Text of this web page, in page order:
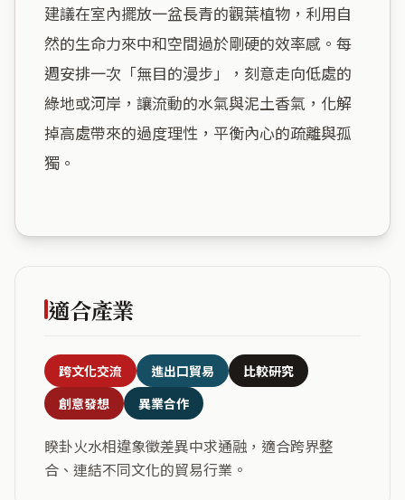
建議在室內擺放一盆長青的觀葉植物，利用自
然的生命力來中和空間過於剛硬的效率感。每
週安排一次「無目的漫步」，刻意走向低處的
綠地或河岸，讓流動的水氣與泥土香氣，化解
掉高處帶來的過度理性，平衡內心的疏離與孤
獨。
適合產業
跨文化交流 進出口貿易
比較研究
創意發想
異業合作
睽卦火水相違象徵差異中求通融，適合跨界整
合、連結不同文化的貿易行業。